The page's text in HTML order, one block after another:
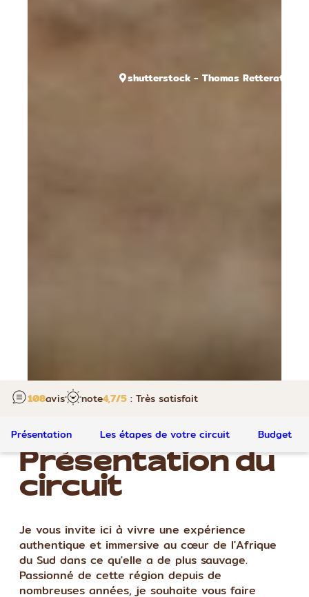
shutterstock - Thomas Retterath
Présentation Les étapes de votre circuit Budget
108avis note4,7/5 : Très satisfait
Présentation du
circuit
Je vous invite ici à vivre une expérience
authentique et immersive au cœur de l'Afrique
du Sud dans ce qu'elle a de plus sauvage.
Passionné de cette région depuis de
nombreuses années, je souhaite vous faire